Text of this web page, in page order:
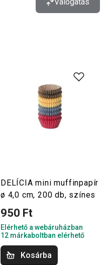
DELÍCIA mini muffinpapír
ø 4,0 cm, 200 db, színes
950 Ft
Elérhető a webáruházban
12 márkaboltban elérhető
Kosárba